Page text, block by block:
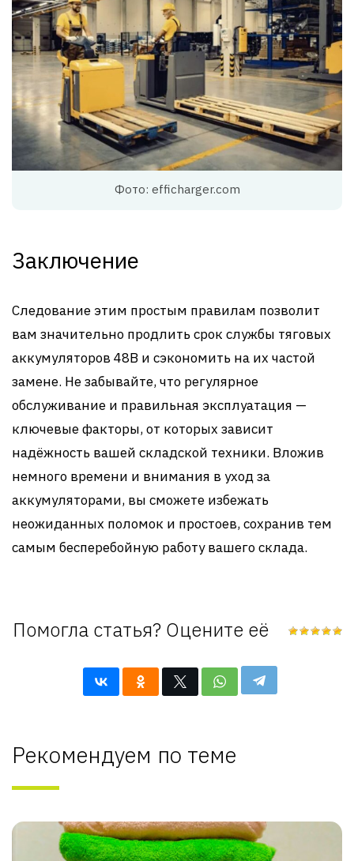
Фото: efficharger.com
Заключение
Следование этим простым правилам позволит
вам значительно продлить срок службы тяговых
аккумуляторов 48В и сэкономить на их частой
замене. Не забывайте, что регулярное
обслуживание и правильная эксплуатация —
ключевые факторы, от которых зависит
надёжность вашей складской техники. Вложив
немного времени и внимания в уход за
аккумуляторами, вы сможете избежать
неожиданных поломок и простоев, сохранив тем
самым бесперебойную работу вашего склада.
Помогла статья? Оцените её
Рекомендуем по теме